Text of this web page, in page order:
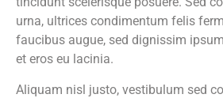
urna, ultrices condimentum felis
faucibus augue, sed dignissim
et eros eu lacinia.
Aliquam nisl justo, vestibulum sed